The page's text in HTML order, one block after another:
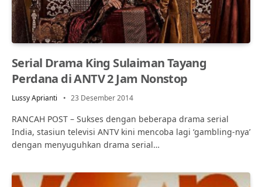
Serial Drama King Sulaiman Tayang
Perdana di ANTV 2 Jam Nonstop
Lussy Aprianti 23 Desember 2014
RANCAH POST – Sukses dengan beberapa drama serial
India, stasiun televisi ANTV kini mencoba lagi ‘gambling-nya’
dengan menyuguhkan drama serial…